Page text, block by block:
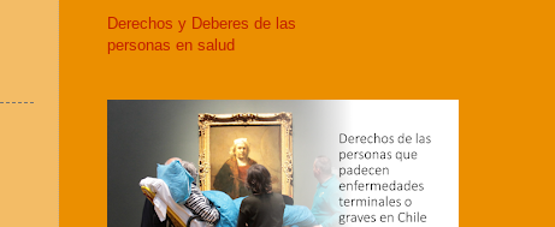
Derechos y Deberes de las
personas en salud